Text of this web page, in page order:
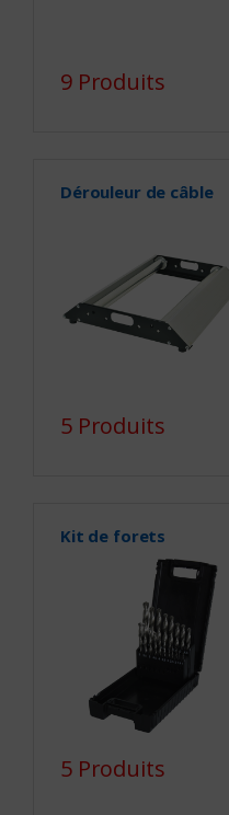
9 Produits
Dérouleur de câble
5 Produits
Kit de forets
5 Produits